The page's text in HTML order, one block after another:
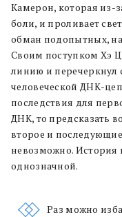
Камерон, которая из-
боли, и проливает
обман подопытных,
Своим поступком Хэ
линию и перечеркнул
человеческой ДНК-
последствия для
ДНК, то предсказать
второе и
невозможно. История
однозначной.
Раз можно